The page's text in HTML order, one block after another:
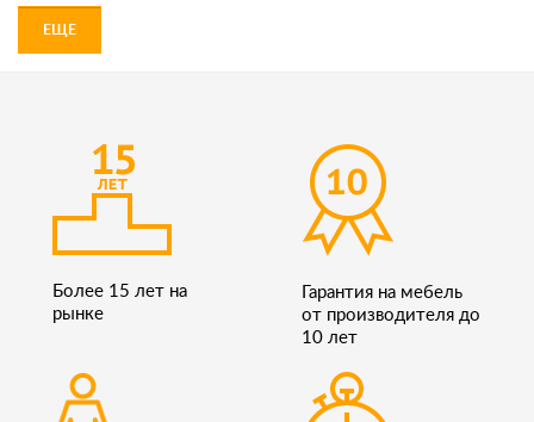
ЕЩЕ
Более 15 лет на
рынке
Гарантия на мебель
от производителя до
10 лет